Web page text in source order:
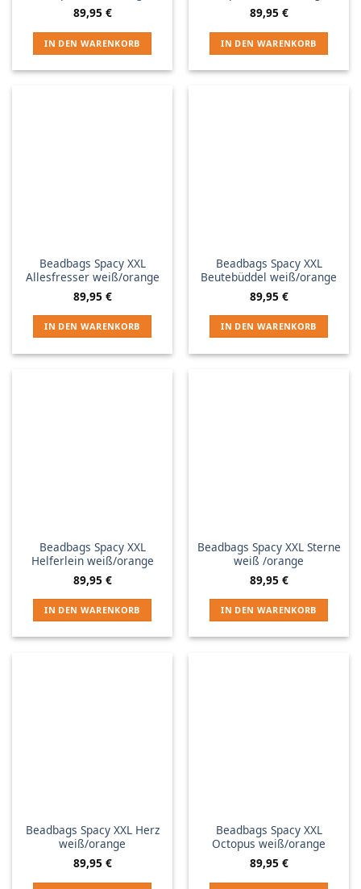
89,95 €
IN DEN WARENKORB
89,95 €
IN DEN WARENKORB
Beadbags Spacy XXL
Allesfresser weiß/orange
89,95 €
IN DEN WARENKORB
Beadbags Spacy XXL
Beutebüddel weiß/orange
89,95 €
IN DEN WARENKORB
Beadbags Spacy XXL
Helferlein weiß/orange
89,95 €
IN DEN WARENKORB
Beadbags Spacy XXL Sterne
weiß /orange
89,95 €
IN DEN WARENKORB
Beadbags Spacy XXL Herz
weiß/orange
89,95 €
Beadbags Spacy XXL
Octopus weiß/orange
89,95 €